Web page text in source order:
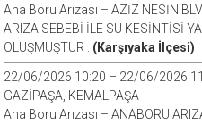
Ana Boru Arızası – AZİZ NESİN
ARIZA SEBEBİ İLE SU KESİNTİSİ
OLUŞMUŞTUR . (Karşıyaka İlçesi)
22/06/2026 10:20 – 22/06/2026
GAZİPAŞA, KEMALPAŞA
Ana Boru Arızası – ANABORU